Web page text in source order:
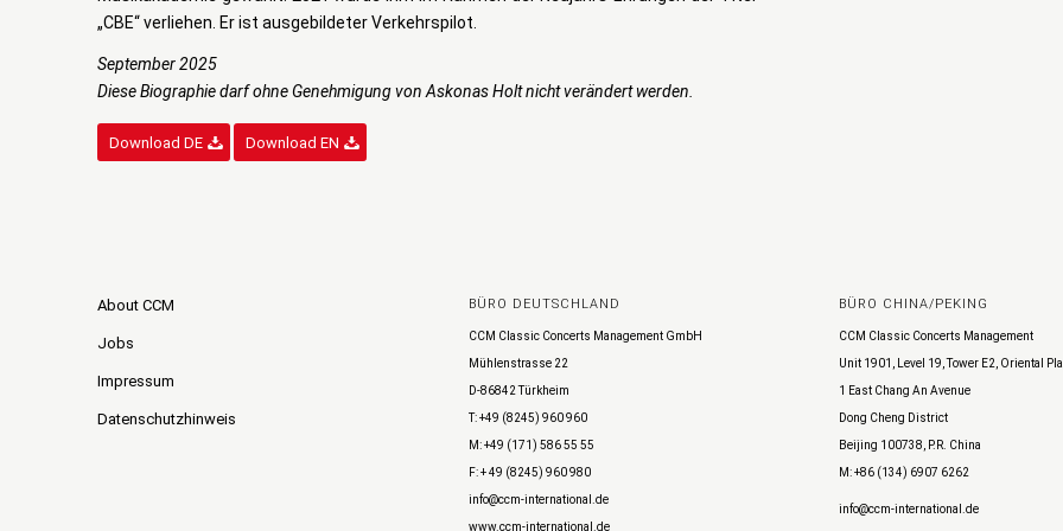
„CBE“ verliehen. Er ist ausgebildeter Verkehrspilot.
September 2025
Diese Biographie darf ohne Genehmigung von Askonas Holt nicht verändert werden.
Download DE Download EN
About CCM
Jobs
Impressum
Datenschutzhinweis
BÜRO DEUTSCHLAND
CCM Classic Concerts Management GmbH
Mühlenstrasse 22
D-86842 Türkheim
T: +49 (8245) 960 960
M: +49 (171) 586 55 55
F: + 49 (8245) 960 980
info@ccm-international.de
www.ccm-international.de
BÜRO CHINA/PEKING
CCM Classic Concerts Management
Unit 1901, Level 19, Tower E2, Oriental
1 East Chang An Avenue
Dong Cheng District
Beijing 100738, P.R. China
M: +86 (134) 6907 6262
info@ccm-international.de